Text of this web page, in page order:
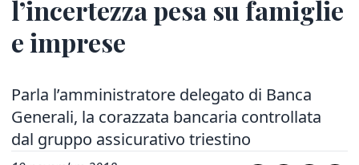
l’incertezza pesa su famiglie
e imprese
Parla l’amministratore delegato di Banca
Generali, la corazzata bancaria controllata
dal gruppo assicurativo triestino